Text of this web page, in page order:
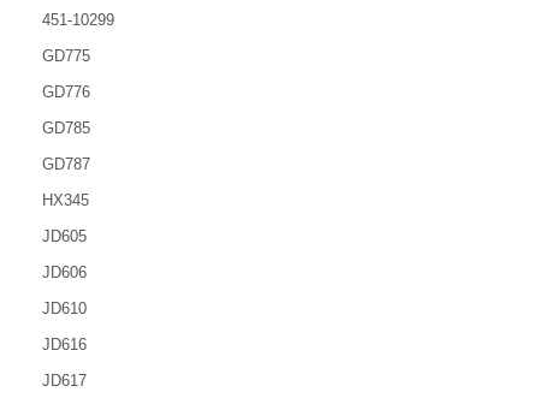
451-10299
GD775
GD776
GD785
GD787
HX345
JD605
JD606
JD610
JD616
JD617